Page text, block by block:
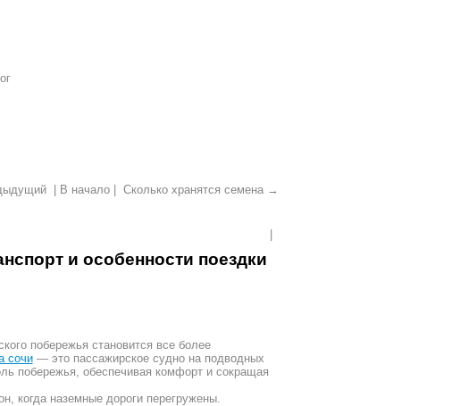
| В начало | Сколько хранятся семена →
и особенности поездки
побережья становится все более
сочи— это пассажирское судно на подводных
побережья, обеспечивая комфорт и сокращая
когда наземные дороги перегружены.